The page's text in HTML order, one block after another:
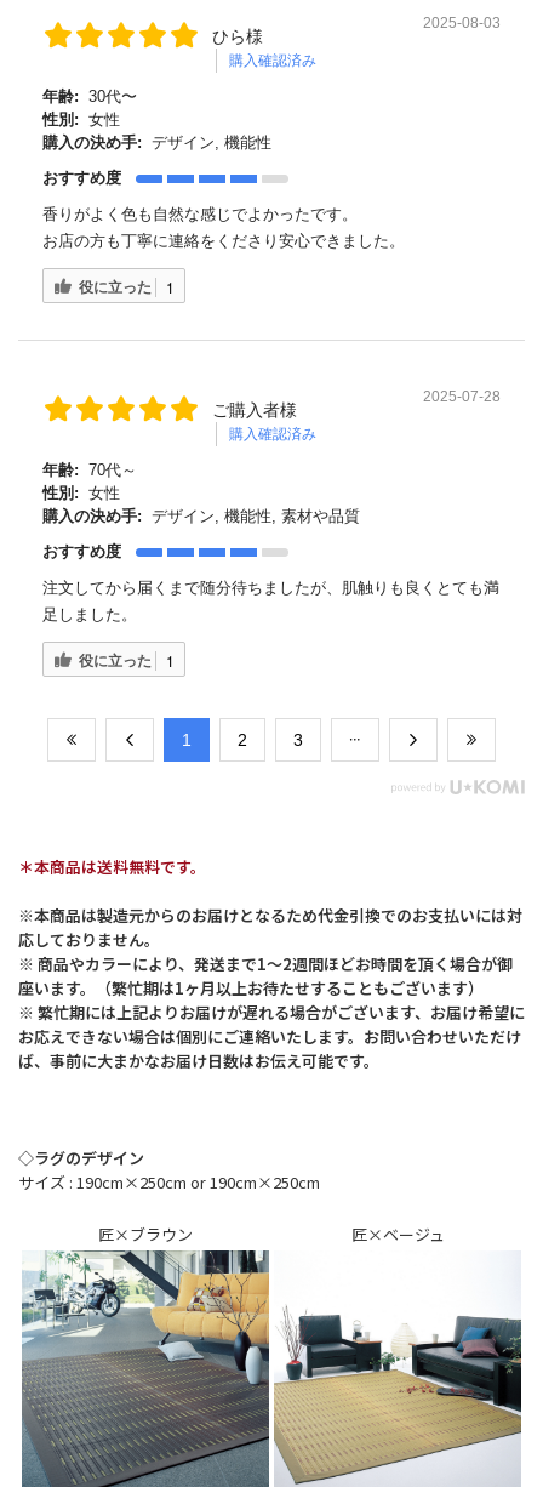
ひら様
購入確認済み
2025-08-03
年齢: 30代〜
性別: 女性
購入の決め手: デザイン, 機能性
おすすめ度
香りがよく色も自然な感じでよかったです。
お店の方も丁寧に連絡をくださり安心できました。
役に立った 1
ご購入者様
購入確認済み
2025-07-28
年齢: 70代～
性別: 女性
購入の決め手: デザイン, 機能性, 素材や品質
おすすめ度
注文してから届くまで随分待ちましたが、肌触りも良くとても満
足しました。
役に立った 1
​1 ​2 ​3
＊本商品は送料無料です。
※本商品は製造元からのお届けとなるため代金引換でのお支払いには対
応しておりません。
※ 商品やカラーにより、発送まで1～2週間ほどお時間を頂く場合が御
座います。（繁忙期は1ヶ月以上お待たせすることもございます）
※ 繁忙期には上記よりお届けが遅れる場合がございます、お届け希望に
お応えできない場合は個別にご連絡いたします。お問い合わせいただけ
ば、事前に大まかなお届け日数はお伝え可能です。
◇ラグのデザイン
サイズ : 190cm×250cm or 190cm×250cm
匠×ブラウン 匠×ベージュ